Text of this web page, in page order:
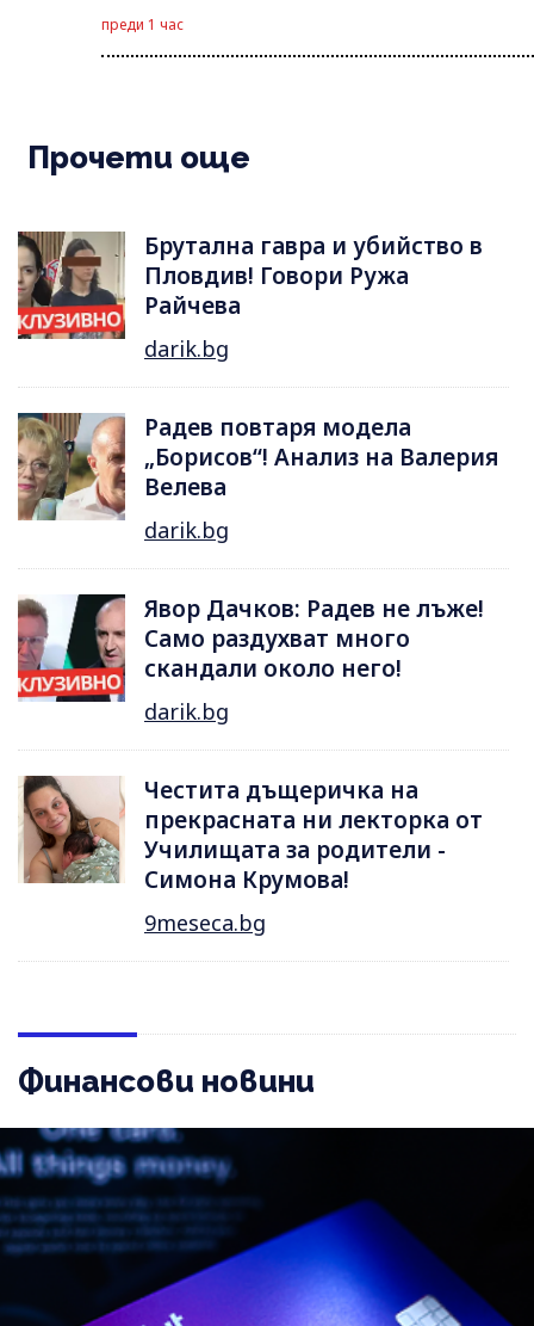
преди 1 час
Прочети още
Брутална гавра и убийство в
Пловдив! Говори Ружа
Райчева
darik.bg
Радев повтаря модела
„Борисов“! Анализ на Валерия
Велева
darik.bg
Явор Дачков: Радев не лъже!
Само раздухват много
скандали около него!
darik.bg
Честита дъщеричка на
прекрасната ни лекторка от
Училищата за родители -
Симона Крумова!
9meseca.bg
Финансови новини